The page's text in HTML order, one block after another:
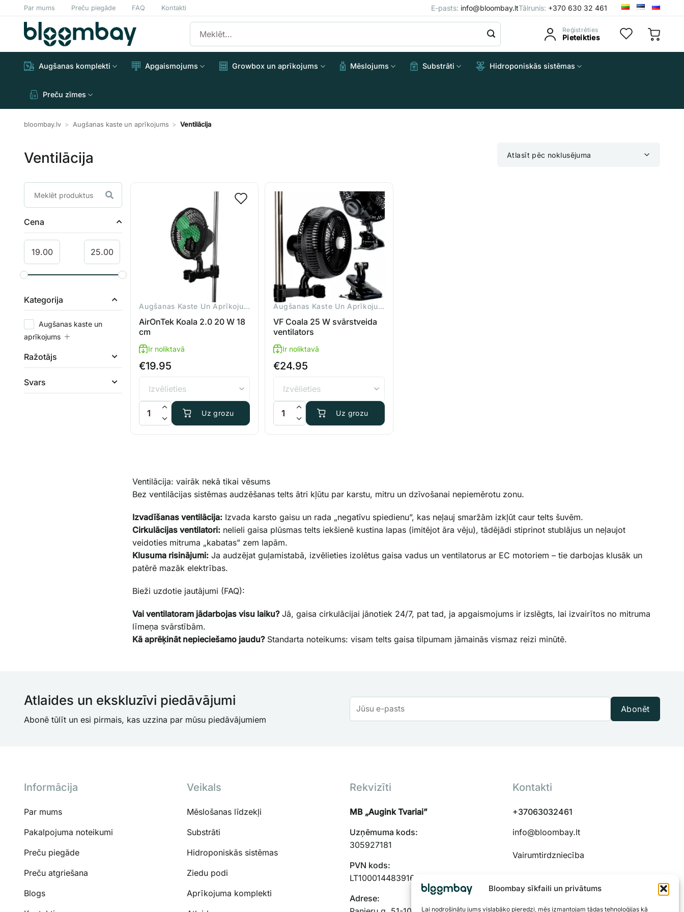
Bloombay sīkfaili un privātums
Lai nodrošinātu jums vislabāko pieredzi, mēs izmantojam tādas tehnoloģijas kā
to
content
Par mums Preču piegāde FAQ Kontakti E-pasts: info@bloombay.ltTālrunis: +370 630 32 461
Meklēt: Reģistrēties
Pieteikties
Augšanas komplekti Apgaismojums Growbox un aprīkojums Mēslojums Substrāti Hidroponiskās sistēmas
Preču zīmes
bloombay.lv > Augšanas kaste un aprīkojums > Ventilācija
Ventilācija Atlasīt pēc noklusējuma
Cena
Kategorija
Augšanas kaste un
aprīkojums
Ražotājs
Svars
Augšanas Kaste Un Aprīkojums
AirOnTek Koala 2.0 20 W 18
cm
Ir noliktavā
€19.95
AirOnTek Koala 2.0 20 W 18 cm daudzums
Uz grozu
Augšanas Kaste Un Aprīkojums
VF Coala 25 W svārstveida
ventilators
Ir noliktavā
€24.95
VF Coala 25 W svārstveida ventilators daudzums
Uz grozu
Ventilācija: vairāk nekā tikai vēsums
Bez ventilācijas sistēmas audzēšanas telts ātri kļūtu par karstu, mitru un dzīvošanai nepiemērotu zonu.
Izvadīšanas ventilācija: Izvada karsto gaisu un rada „negatīvu spiedienu”, kas neļauj smaržām izkļūt caur telts šuvēm.
Cirkulācijas ventilatori: nelieli gaisa plūsmas telts iekšienē kustina lapas (imitējot āra vēju), tādējādi stiprinot stublājus un neļaujot
veidoties mitruma „kabatas” zem lapām.
Klusuma risinājumi: Ja audzējat guļamistabā, izvēlieties izolētus gaisa vadus un ventilatorus ar EC motoriem – tie darbojas klusāk un
patērē mazāk elektrības.
Bieži uzdotie jautājumi (FAQ):
Vai ventilatoram jādarbojas visu laiku?Jā, gaisa cirkulācijai jānotiek 24/7, pat tad, ja apgaismojums ir izslēgts, lai izvairītos no mitruma
līmeņa svārstībām.
Kā aprēķināt nepieciešamo jaudu?Standarta noteikums: visam telts gaisa tilpumam jāmainās vismaz reizi minūtē.
Atlaides un ekskluzīvi piedāvājumi
Abonē tūlīt un esi pirmais, kas uzzina par mūsu piedāvājumiem
Abonēt
Informācija
Par mums
Pakalpojuma noteikumi
Preču piegāde
Preču atgriešana
Blogs
Veikals
Mēslošanas līdzekļi
Substrāti
Hidroponiskās sistēmas
Ziedu podi
Aprīkojuma komplekti
Rekvizīti
MB „Augink Tvariai”
Uzņēmuma kods:
305927181
PVN kods:
LT100014483916
Adrese:
Kontakti
+37063032461
info@bloombay.lt
Vairumtirdzniecība